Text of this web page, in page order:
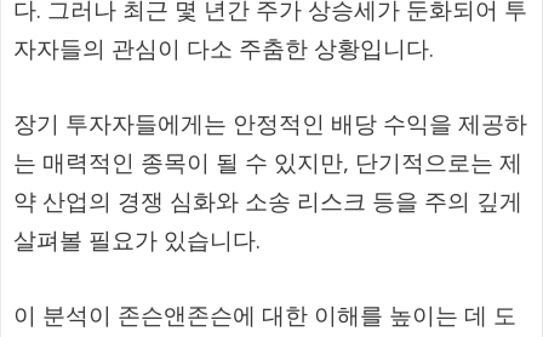
다. 그러나 최근 몇 년간 주가 상승세가 둔화되어 투
자자들의 관심이 다소 주춤한 상황입니다.
장기 투자자들에게는 안정적인 배당 수익을 제공하
는 매력적인 종목이 될 수 있지만, 단기적으로는 제
약 산업의 경쟁 심화와 소송 리스크 등을 주의 깊게
살펴볼 필요가 있습니다.
이 분석이 존슨앤존슨에 대한 이해를 높이는 데 도